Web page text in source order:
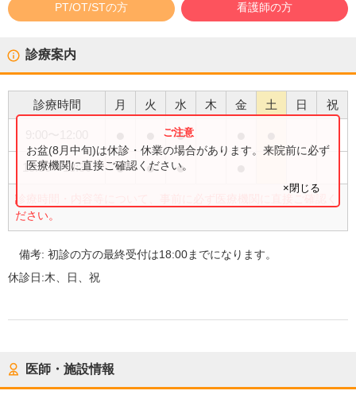
PT/OT/STの方 看護師の方
診療案内
診療時間 月 火 水 木 金 土 日 祝
●
15:30〜18:30 ● ● ●
診療時間・内容等について、事前に必ず医療機関に直接ご確認く
ださい。
お盆(8月中旬)は休診・休業の場合があります。来院前に必ず
医療機関に直接ご確認ください。
×閉じる
備考:初診の方の最終受付は18:00までになります。
休診日:木、日、祝
医師・施設情報